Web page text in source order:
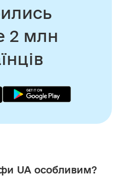
2 млн
UA особливим?